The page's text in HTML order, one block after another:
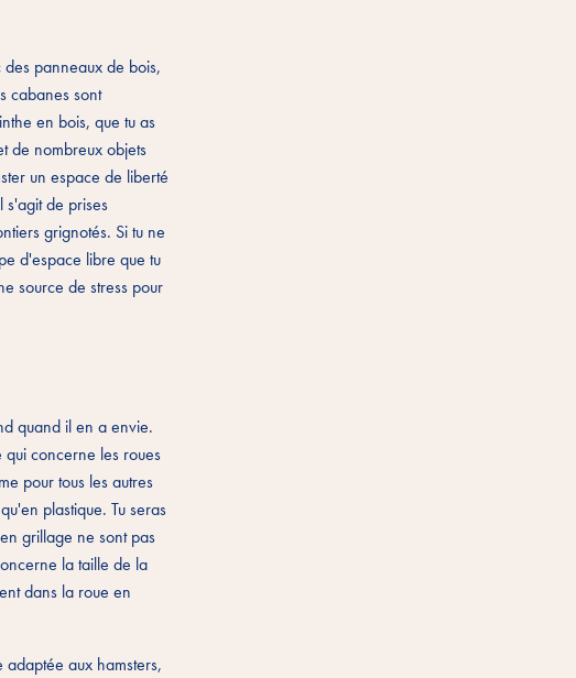
panneaux de bois,
cabanes sont
en bois, que tu as
de nombreux objets
un espace de liberté
s'agit de prises
grignotés. Si tu ne
d'espace libre que tu
source de stress pour
quand il en a envie.
qui concerne les roues
pour tous les autres
plastique. Tu seras
grillage ne sont pas
la taille de la
dans la roue en
aux hamsters,